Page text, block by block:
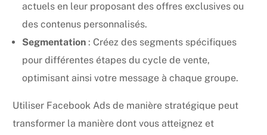
actuels en leur proposant des offres exclusives ou
des contenus personnalisés.
Segmentation : Créez des segments spécifiques
pour différentes étapes du cycle de vente,
optimisant ainsi votre message à chaque groupe.
Utiliser Facebook Ads de manière stratégique peut
transformer la manière dont vous atteignez et